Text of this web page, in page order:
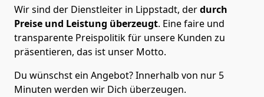
Wir sind der Dienstleiter in Lippstadt, derdurch
Preise und Leistung überzeugt. Eine faire und
transparente Preispolitik für unsere Kunden zu
präsentieren, das ist unser Motto.
Du wünschst ein Angebot? Innerhalb von nur 5
Minuten werden wir Dich überzeugen.